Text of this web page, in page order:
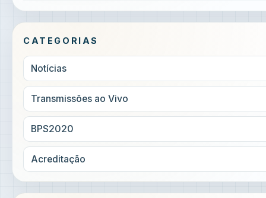
CATEGORIAS
Notícias
Transmissões ao Vivo
BPS2020
Acreditação